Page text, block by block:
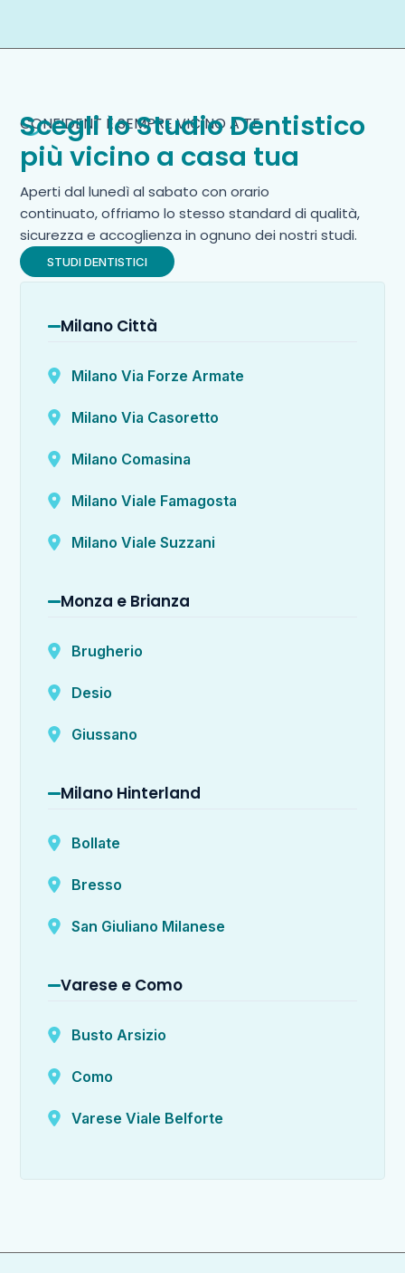
CONFIDENT È SEMPRE VICINO A TE
Scegli lo Studio Dentistico
più vicino a casa tua
Aperti dal lunedì al sabato con orario
continuato,offriamo lo stesso standard di qualità,
sicurezza e accoglienza in ognuno dei nostri studi.
STUDI DENTISTICI
Milano Città
Milano Via Forze Armate
Milano Via Casoretto
Milano Comasina
Milano Viale Famagosta
Milano Viale Suzzani
Monza e Brianza
Brugherio
Desio
Giussano
Milano Hinterland
Bollate
Bresso
San Giuliano Milanese
Varese e Como
Busto Arsizio
Como
Varese Viale Belforte